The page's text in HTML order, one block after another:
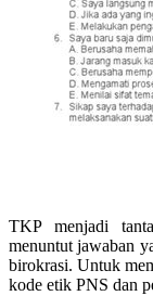
TKP menjadi
menuntut jawaban
birokrasi. Untuk
kode etik PNS dan